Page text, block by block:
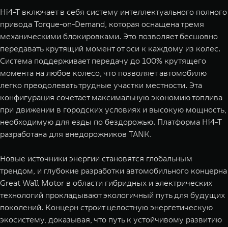
Hi4-T включает в себя систему интеллектуального полного
привода Torque-on-Demand, которая оснащена тремя
механическими блокировками. Это позволяет бесшовно
передавать крутящий момент от оси к каждому из колес.
Система поддерживает передачу до 100% крутящего
момента на любое колесо, что позволяет автомобилю
легко преодолевать трудные участки местности. Эта
конфигурация сочетает максимальную экономию топлива
при движении в городских условиях и высокую мощность,
необходимую для езды по бездорожью. Платформа Hi4-T
разработана для внедорожников TANK.
Новые источники энергии становятся глобальным
трендом, и глубокие разработки автомобильного концерна
Great Wall Motor в области гибридных и электрических
технологий прокладывают экологичный путь для будущих
поколений. Концерн строит целостную энергетическую
экосистему, доказывая, что путь к устойчивому развитию